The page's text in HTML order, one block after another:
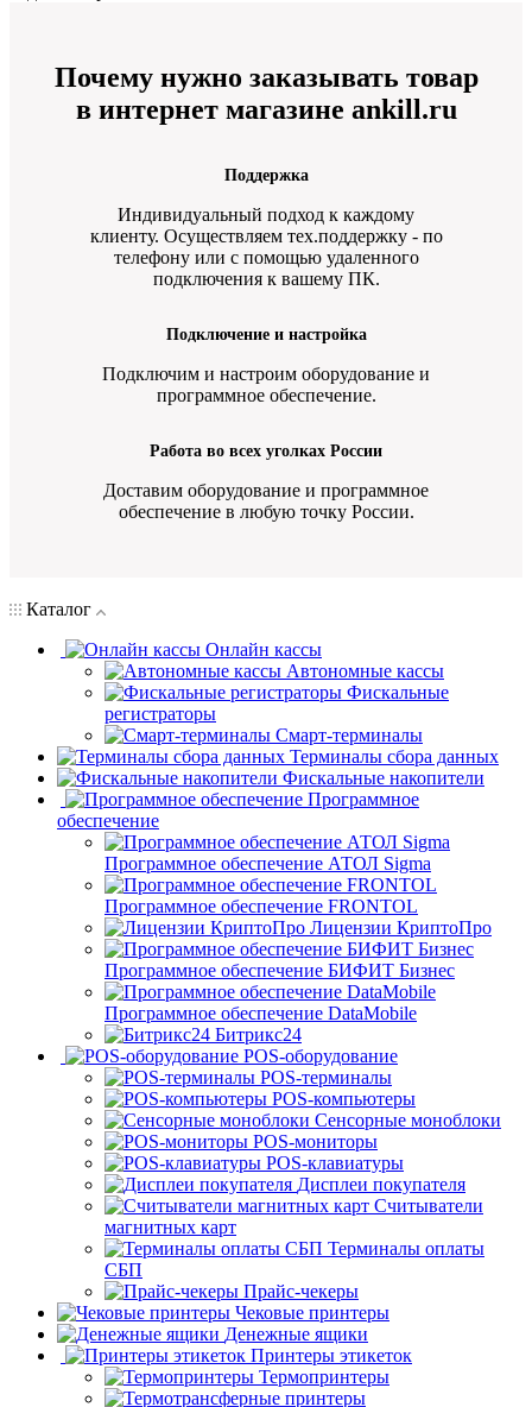
Почему нужно заказывать товар
в интернет магазине ankill.ru
Поддержка
Индивидуальный подход к каждому
клиенту. Осуществляем тех.поддержку - по
телефону или с помощью удаленного
подключения к вашему ПК.
Подключение и настройка
Подключим и настроим оборудование и
программное обеспечение.
Работа во всех уголках России
Доставим оборудование и программное
обеспечение в любую точку России.
Каталог
Онлайн кассы
Автономные кассы
Фискальные
регистраторы
Смарт-терминалы
Терминалы сбора данных
Фискальные накопители
Программное
обеспечение
Программное обеспечение АТОЛ Sigma
Программное обеспечение FRONTOL
Лицензии КриптоПро
Программное обеспечение БИФИТ Бизнес
Программное обеспечение DataMobile
Битрикс24
POS-оборудование
POS-терминалы
POS-компьютеры
Сенсорные моноблоки
POS-мониторы
POS-клавиатуры
Дисплеи покупателя
Считыватели
магнитных карт
Терминалы оплаты
СБП
Прайс-чекеры
Чековые принтеры
Денежные ящики
Принтеры этикеток
Термопринтеры